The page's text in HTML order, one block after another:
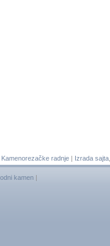
Kamenorezačke radnje| Izrada sajta
kamen |